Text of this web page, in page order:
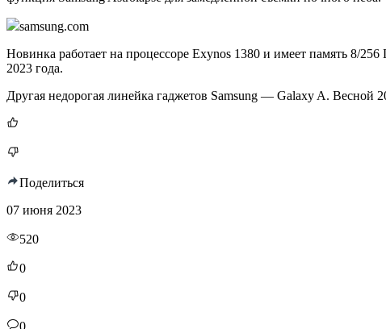
samsung.com
Новинка работает на процессоре Exynos 1380 и имеет память 8/
2023 года.
Другая недорогая линейка гаджетов Samsung — Galaxy A. Весной
Поделиться
07 июня 2023
520
0
0
0